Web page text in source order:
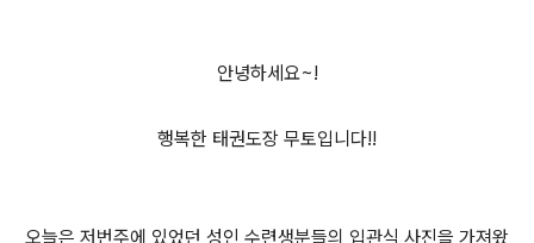
안녕하세요~!
행복한 태권도장 무토입니다!!
오늘은 저번주에 있었던 성인 수련생분들의 입관식 사진을 가져왔